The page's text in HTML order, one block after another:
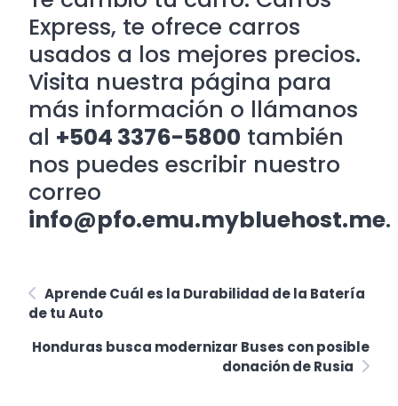
Express, te ofrece carros
usados a los mejores precios.
Visita nuestra página para
más información o llámanos
al +504 3376-5800 también
nos puedes escribir nuestro
correo
info@pfo.emu.mybluehost.me.
Aprende Cuál es la Durabilidad de la Batería
de tu Auto
Honduras busca modernizar Buses con posible
donación de Rusia